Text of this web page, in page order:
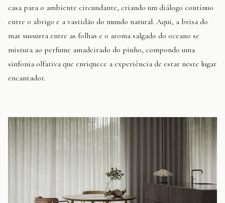
casa para o ambiente circundante, criando um diálogo contínuo
entre o abrigo e a vastidão do mundo natural. Aqui, a brisa do
mar sussurra entre as folhas e o aroma salgado do oceano se
mistura ao perfume amadeirado do pinho, compondo uma
sinfonia olfativa que enriquece a experiência de estar neste lugar
encantador.